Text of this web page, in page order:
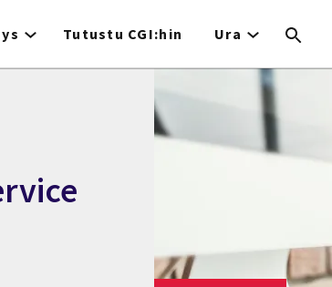
Tutustu CGI:hin Ura